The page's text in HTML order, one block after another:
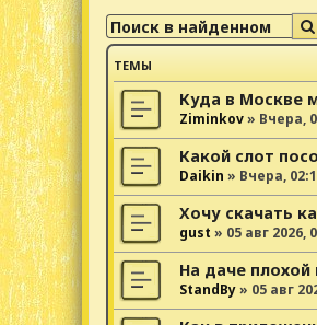
ТЕМЫ
Куда в Москве
Ziminkov» Вчера,
Какой слот
Daikin » Вчера,
Хочу скачать
gust » 05 авг 2026,
На даче
StandBy» 05 авг